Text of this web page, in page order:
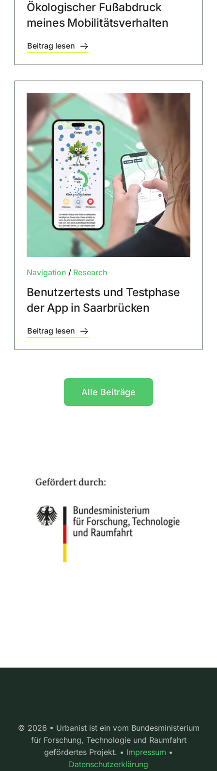
Ökologischer Fußabdruck
meines Mobilitätsverhalten
Beitrag lesen
Navigation / Research
Benutzertests und Testphase
der App in Saarbrücken
Beitrag lesen
Alle Beiträge
© 2026 • Urbanist ist ein vom Bundesministerium
für Forschung, Technologie und Raumfahrt
gefördertes Projekt. • Impressum •
Datenschutzerklärung